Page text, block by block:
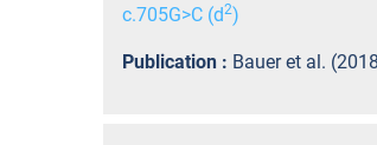
c.705G>C (d2)
Publication : Bauer et al.